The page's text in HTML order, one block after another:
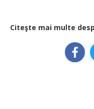
Citeşte mai multe